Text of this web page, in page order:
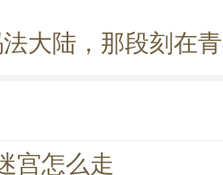
大陆，那段刻在
宫怎么走